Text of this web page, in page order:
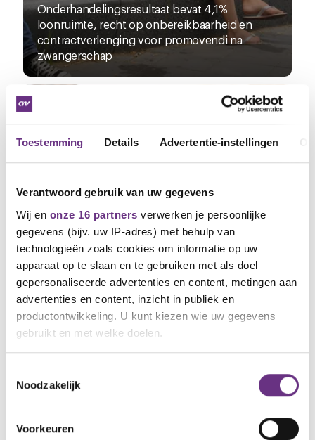
Toestemming Details Advertentie-instellingen
Verantwoord gebruik van uw gegevens
Wij en onze 16 partners verwerken je persoonlijke
gegevens (bijv. uw IP-adres) met behulp van
technologieën zoals cookies om informatie op uw
apparaat op te slaan en te gebruiken met als doel
gepersonaliseerde advertenties en content, metingen aan
advertenties en content, inzicht in publiek en
productontwikkeling. U kunt kiezen wie uw gegevens
gebruikt en met welke doelen.
Informatie verzamelen over uw geografische
Uw apparaat identificeren door het actief te
scannen op specifieke eigenschappen (fingerprinting)
Noodzakelijk
Voorkeuren
Onderhandelingsresultaat bevat 4,1%
loonruimte, recht op onbereikbaarheid en
contractverlenging voor promovendi na
zwangerschap
23 juni 2026
Onderwijs heeft behoefte aan rust,
niet aan Haagse haast
Taaloffensief Tielen getuigt van politiek
NIEUWS